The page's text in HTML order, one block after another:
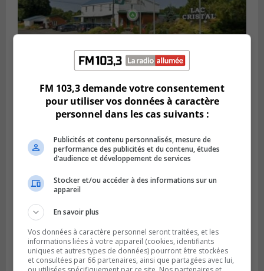
Publié le 5 août 2026 à 06h45
L’armée appelée à vérifier une grenade
trouvée dans un camping
FM 103,3 demande votre consentement
pour utiliser vos données à caractère
personnel dans les cas suivants :
Publicités et contenu personnalisés, mesure de
performance des publicités et du contenu, études
d’audience et développement de services
Stocker et/ou accéder à des informations sur un
appareil
En savoir plus
Vos données à caractère personnel seront traitées, et les
informations liées à votre appareil (cookies, identifiants
uniques et autres types de données) pourront être stockées
et consultées par 66 partenaires, ainsi que partagées avec lui,